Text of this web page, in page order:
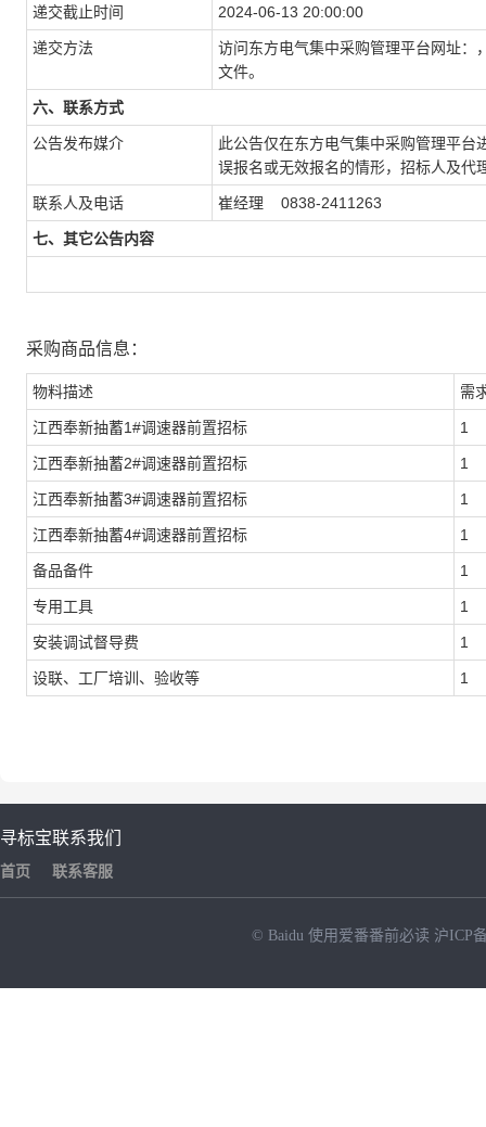
递交截止时间 2024-06-13 20:00:00
递交方法 访问东方电气集中采购管理平台网址：
文件。
六、联系方式
公告发布媒介
此公告仅在东方电气集中采购管理平台
误报名或无效报名的情形，招标人及代
联系人及电话 崔经理 0838-2411263
七、其它公告内容
采购商品信息：
物料描述 需
江西奉新抽蓄1#调速器前置招标 1
江西奉新抽蓄2#调速器前置招标 1
江西奉新抽蓄3#调速器前置招标 1
江西奉新抽蓄4#调速器前置招标 1
备品备件 1
专用工具 1
安装调试督导费 1
设联、工厂培训、验收等 1
寻标宝
首页
联系我们
联系客服
© Baidu 使用爱番番前必读 沪ICP